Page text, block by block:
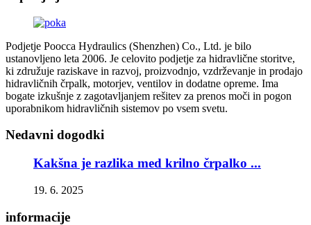
Podjetje Poocca Hydraulics (Shenzhen) Co., Ltd. je bilo
ustanovljeno leta 2006. Je celovito podjetje za hidravlične storitve,
ki združuje raziskave in razvoj, proizvodnjo, vzdrževanje in prodajo
hidravličnih črpalk, motorjev, ventilov in dodatne opreme. Ima
bogate izkušnje z zagotavljanjem rešitev za prenos moči in pogon
uporabnikom hidravličnih sistemov po vsem svetu.
Nedavni dogodki
Kakšna je razlika med krilno črpalko ...
19. 6. 2025
informacije